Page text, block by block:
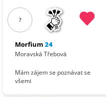
?
Morfium 24
Moravská Třebová
Mám zájem se poznávat se
všemi